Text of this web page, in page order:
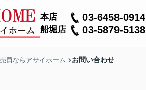
本店 03-6458-0914
船堀店 03-5879-5138
買ならアサイホーム お問い合わせ